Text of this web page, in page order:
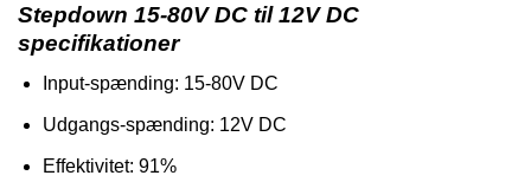
Stepdown 15-80V DC til 12V DC
specifikationer
Input-spænding: 15-80V DC
Udgangs-spænding: 12V DC
Effektivitet: 91%